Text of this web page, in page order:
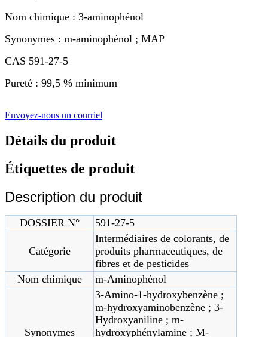
Nom chimique : 3-aminophénol
Synonymes : m-aminophénol ; MAP
CAS 591-27-5
Pureté : 99,5 % minimum
Envoyez-nous un courriel
Détails du produit
Étiquettes de produit
Description du produit
DOSSIER N° 591-27-5
Catégorie
Intermédiaires de colorants, de
produits pharmaceutiques, de
fibres et de pesticides
Nom chimique
m-Aminophénol
Synonymes
3-Amino-1-hydroxybenzène ;
m-hydroxyaminobenzène ; 3-
Hydroxyaniline ; m-
hydroxyphénylamine ; M-